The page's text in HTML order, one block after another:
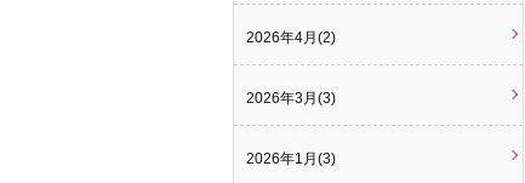
2026年4月(2)
2026年3月(3)
2026年1月(3)